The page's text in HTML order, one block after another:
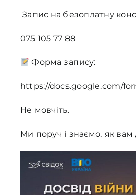
Запис на безоплатну
075 105 77 88
Форма запису:
https://docs.google.com/
Не мовчіть.
Ми поруч і знаємо, як вам